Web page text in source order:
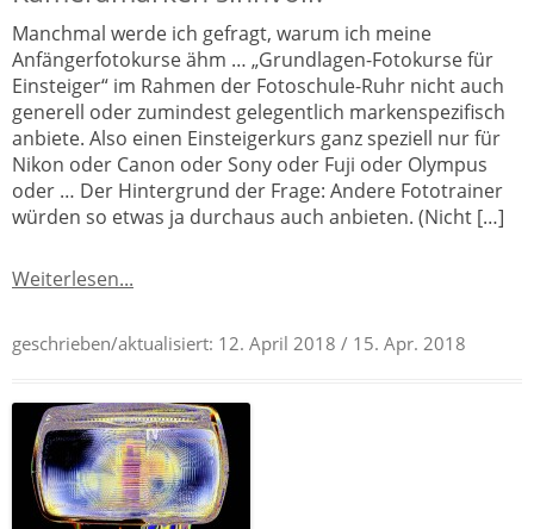
Manchmal werde ich gefragt, warum ich meine
Anfängerfotokurse ähm … „Grundlagen-Fotokurse für
Einsteiger“ im Rahmen der Fotoschule-Ruhr nicht auch
generell oder zumindest gelegentlich markenspezifisch
anbiete. Also einen Einsteigerkurs ganz speziell nur für
Nikon oder Canon oder Sony oder Fuji oder Olympus
oder … Der Hintergrund der Frage: Andere Fototrainer
würden so etwas ja durchaus auch anbieten. (Nicht […]
Weiterlesen...
geschrieben/aktualisiert: 12. April 2018 / 15. Apr. 2018